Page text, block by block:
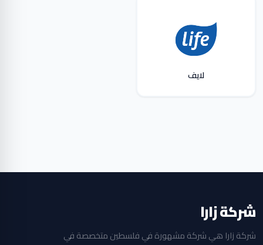
لايف
شركة زارا
شركة زارا هي شركة مشهورة في فلسطين متخصصة في